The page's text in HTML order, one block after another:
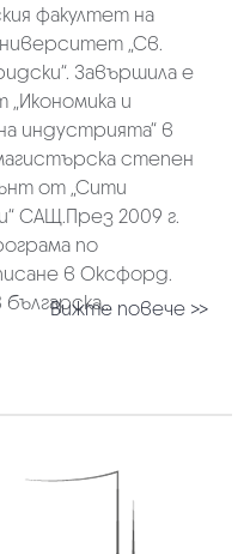
факултет на
„Св.
Завършила е
и
индустрията“ в
степен
от „Сити
САЩ.През 2009 г.
по
в Оксфорд.
Вижте повече >>